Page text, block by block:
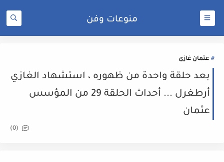
منوعات وفن
عثمان غازى
بعد حلقة واحدة من ظهوره ، استشهاد الغازي
أرطغرل ... أحداث الحلقة 29 من المؤسس
عثمان
(0)